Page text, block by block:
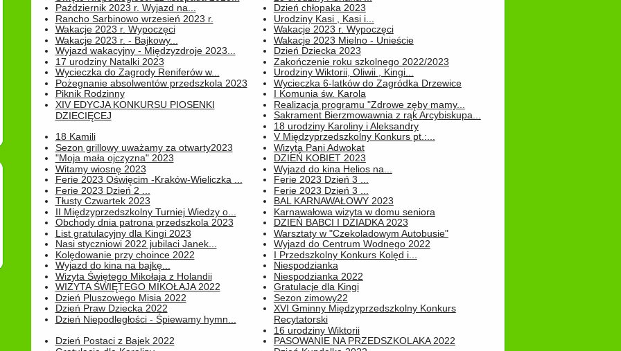
Październik 2023 r. Wyjazd na...
Rancho Sarbinowo wrzesień 2023 r.
Dzień chłopaka 2023
Urodziny Kasi , Kasi i...
Wakacje 2023 r. Wypoczęci
Wakacje 2023 r. - Bajkowy...
Wakacje 2023 r. Wypoczęci
Wakacje 2023 Mielno - Unieście
Wyjazd wakacyjny - Międzyzdroje 2023...
17 urodziny Natalki 2023
Dzień Dziecka 2023
Zakończenie roku szkolnego 2022/2023
Wycieczka do Zagrody Reniferów w...
Pożegnanie absolwentów przedszkola 2023
Urodziny Wiktorii, Oliwii , Kingi...
Wycieczka 6-latków do Zagródka Drzewice
Piknik Rodzinny
XIV EDYCJA KONKURSU PIOSENKI
DZIECIĘCEJ
I Komunia św. Karola
Realizacja programu "Zdrowe zęby mamy...
Sakrament Bierzmowawnia z rąk Arcybiskupa...
18 urodziny Karoliny i Aleksandry
18 Kamili
Sezon grillowy uważamy za otwarty2023
V Międzyprzedszkolny Konkurs pt.:...
Wizyta Pani Adwokat
"Moja mała ojczyzna" 2023
Witamy wiosnę 2023
DZIEŃ KOBIET 2023
Wyjazd do kina Helios na...
Ferie 2023 Oświęcim -Kraków-Wieliczka ...
Ferie 2023 Dzień 2 ...
Ferie 2023 Dzień 3 ...
Ferie 2023 Dzień 3 ...
Tłusty Czwartek 2023
II Międzyprzedszkolny Turniej Wiedzy o...
BAL KARNAWAŁOWY 2023
Karnawałowa wizyta w domu seniora
Obchody dnia patrona przedszkola 2023
List gratulacyjny dla Kingi 2023
DZIEŃ BABCI I DZIADKA 2023
Warsztaty w "Czekoladowym Autobusie"
Nasi styczniowi 2022 jubilaci Janek...
Kolędowanie przy choince 2022
Wyjazd do Centrum Wodnego 2022
I Przedszkolny Konkurs Kolęd i...
Wyjazd do kina na bajkę...
Wizyta Świętego Mikołaja z Holandii
Niespodzianka
Niespodzianka 2022
WIZYTA ŚWIĘTEGO MIKOŁAJA 2022
Dzień Pluszowego Misia 2022
Gratulacje dla Kingi
Sezon zimowy22
Dzień Praw Dziecka 2022
Dzień Niepodległości - Śpiewamy hymn...
XVI Gminny Międzyprzedszkolny Konkurs
Recytatorski
16 urodziny Wiktorii
Dzień Postaci z Bajek 2022
PASOWANIE NA PRZEDSZKOLAKA 2022